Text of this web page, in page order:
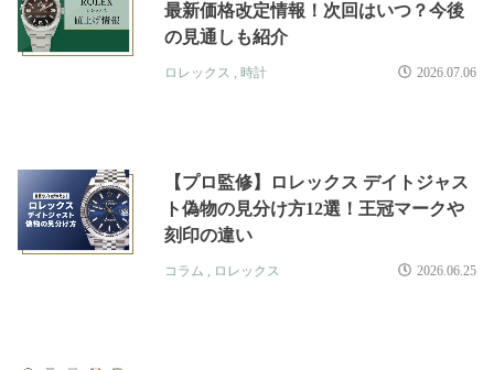
最新価格改定情報！次回はいつ？今後
の見通しも紹介
ロレックス , 時計 2026.07.06
【プロ監修】ロレックス デイトジャス
ト偽物の見分け方12選！王冠マークや
刻印の違い
コラム , ロレックス 2026.06.25